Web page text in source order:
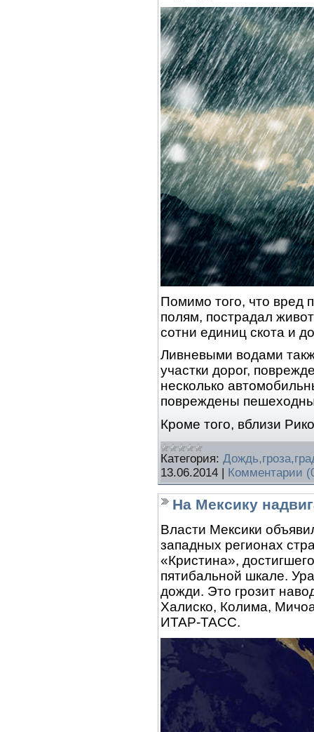
Помимо того, что вред
полям, пострадал
сотни единиц скота и
Ливневыми водами
участки дорог,
несколько
повреждены
Кроме того, вблизи
Категория:
13.06.2014 | Комментарии
На Мексику
Власти Мексики
западных регионах
«Кристина»,
пятибальной шкале.
дожди. Это грозит
Халиско, Колима,
ИТАР-ТАСС.